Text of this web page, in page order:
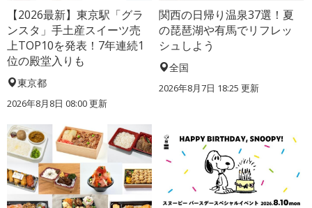
【2026最新】東京駅「グラ
ンスタ」手土産スイーツ売
上TOP10を発表！7年連続1
位の殿堂入りも
東京都
2026年8月8日 08:00更新
関西の日帰り温泉37選！夏
の琵琶湖や有馬でリフレッ
シュしよう
全国
2026年8月7日 18:25 更新